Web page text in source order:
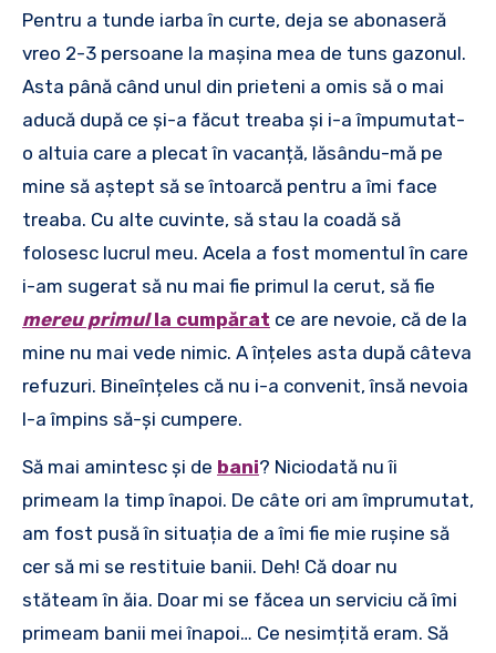
Pentru a tunde iarba în curte, deja se abonaseră
vreo 2-3 persoane la mașina mea de tuns gazonul.
Asta până când unul din prieteni a omis să o mai
aducă după ce și-a făcut treaba și i-a împumutat-
o altuia care a plecat în vacanță, lăsându-mă pe
mine să aștept să se întoarcă pentru a îmi face
treaba. Cu alte cuvinte, să stau la coadă să
folosesc lucrul meu. Acela a fost momentul în care
i-am sugerat să nu mai fie primul la cerut, să fie
mereu primulla cumpărat ce are nevoie, că de la
mine nu mai vede nimic. A înțeles asta după câteva
refuzuri. Bineînțeles că nu i-a convenit, însă nevoia
l-a împins să-și cumpere.
Să mai amintesc și de bani? Niciodată nu îi
primeam la timp înapoi. De câte ori am împrumutat,
am fost pusă în situația de a îmi fie mie rușine să
cer să mi se restituie banii. Deh! Că doar nu
stăteam în ăia. Doar mi se făcea un serviciu că îmi
primeam banii mei înapoi… Ce nesimțită eram. Să